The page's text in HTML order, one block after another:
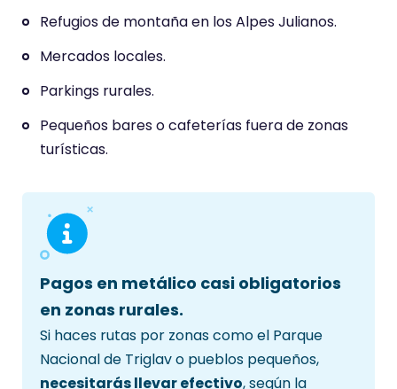
a
u
n
u
a
Refugios de montaña en los Alpes Julianos.
Mercados locales.
Parkings rurales.
Pequeños bares o cafeterías fuera de zonas
turísticas.
Pagos en metálico casi obligatorios
en zonas rurales.
Si haces rutas por zonas como el Parque
Nacional de Triglav o pueblos pequeños,
necesitarás llevar efectivo, según la